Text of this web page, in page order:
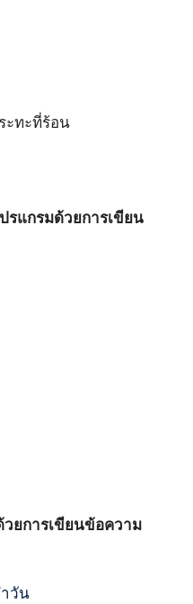
ะทะที่ร้อน
รแกรมด้วยการเขียน
ยการเขียนข้อความ
วัน